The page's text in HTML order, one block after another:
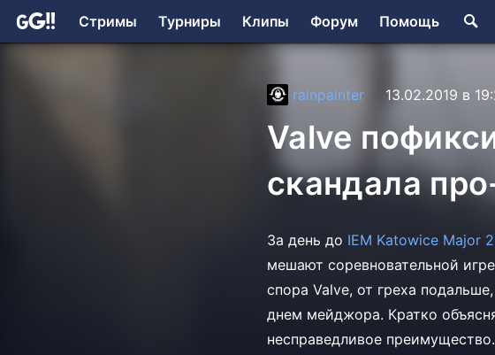
Стримы Турниры Клипы Форум Помощь
rainpainter 13.02.2019 в
Valve
скандала
За день до IEM Katowice Major
мешают соревновательной
спора Valve, от греха
днем мейджора. Кратко
несправедливое преимущество.